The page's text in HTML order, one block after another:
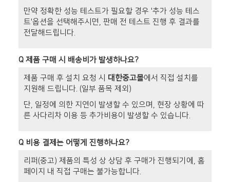
만약 정확한 성능 테스트가 필요할 경우 '추가 성능 테스
트'옵션을 선택해주시면, 판매 전 테스트 진행 후 결과를
전달해드립니다.
Q제품 구매 시 배송비가 발생하나요?
제품 구매 후 설치 요청 시 대한중고몰에서 직접 설치를
지원해 드립니다. (일부 품목 제외)
단, 일정에 의한 지연이 발생할 수 있으며, 현장 상황에 따
른 사다리차 이용 등 추가비용이 발생할 수 있습니다.
Q비용 결제는 어떻게 진행하나요?
리퍼(중고) 제품의 특성 상 상담 후 구매가 진행되기에, 홈
페이지 내 직접 구매는 불가능합니다.